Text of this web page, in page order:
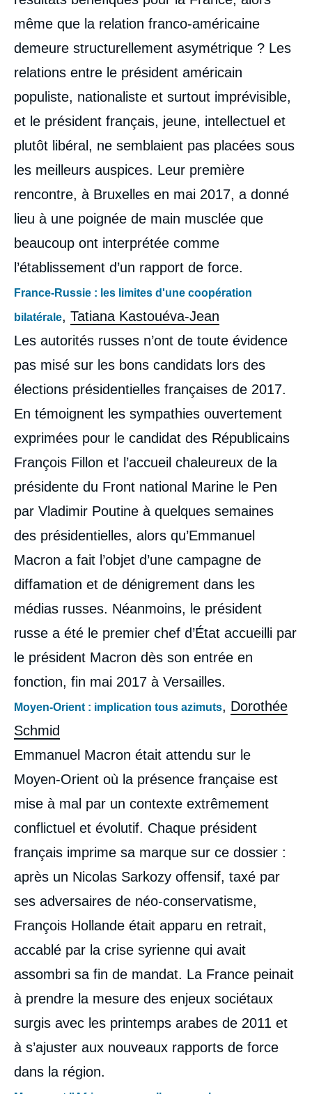
même que la relation franco-américaine
demeure structurellement asymétrique ? Les
relations entre le président américain
populiste, nationaliste et surtout imprévisible,
et le président français, jeune, intellectuel et
plutôt libéral, ne semblaient pas placées sous
les meilleurs auspices. Leur première
rencontre, à Bruxelles en mai 2017, a donné
lieu à une poignée de main musclée que
beaucoup ont interprétée comme
l’établissement d’un rapport de force.
France-Russie : les limites d'une coopération
bilatérale, Tatiana Kastouéva-Jean
Les autorités russes n’ont de toute évidence
pas misé sur les bons candidats lors des
élections présidentielles françaises de 2017.
En témoignent les sympathies ouvertement
exprimées pour le candidat des Républicains
François Fillon et l’accueil chaleureux de la
présidente du Front national Marine le Pen
par Vladimir Poutine à quelques semaines
des présidentielles, alors qu’Emmanuel
Macron a fait l’objet d’une campagne de
diffamation et de dénigrement dans les
médias russes. Néanmoins, le président
russe a été le premier chef d’État accueilli par
le président Macron dès son entrée en
fonction, fin mai 2017 à Versailles.
Moyen-Orient : implication tous azimuts, Dorothée
Schmid
Emmanuel Macron était attendu sur le
Moyen-Orient où la présence française est
mise à mal par un contexte extrêmement
conflictuel et évolutif. Chaque président
français imprime sa marque sur ce dossier :
après un Nicolas Sarkozy offensif, taxé par
ses adversaires de néo-conservatisme,
François Hollande était apparu en retrait,
accablé par la crise syrienne qui avait
assombri sa fin de mandat. La France peinait
à prendre la mesure des enjeux sociétaux
surgis avec les printemps arabes de 2011 et
à s’ajuster aux nouveaux rapports de force
dans la région.